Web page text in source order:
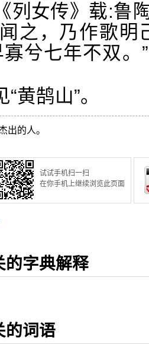
列女传》载:鲁
之，乃作歌明
寡兮七年不双
黄鹄山”。
出的人。
试试手机扫一扫
在你手机上继续浏览此页面
的字典解释
的词语